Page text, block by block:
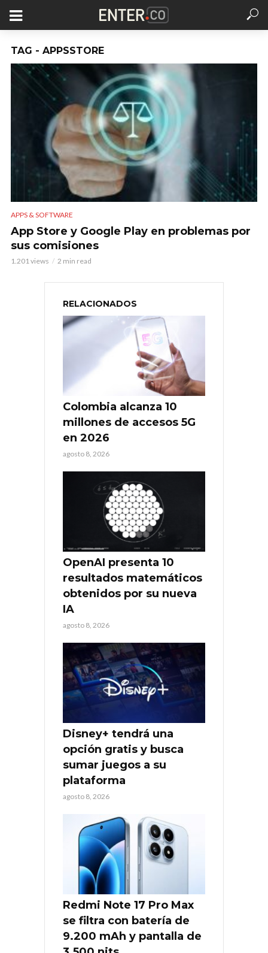
TAG - APPSSTORE
APPS & SOFTWARE
App Store y Google Play en problemas por
sus comisiones
1.201 views 2 min read
RELACIONADOS
Colombia alcanza 10
millones de accesos 5G
en 2026
agosto 8, 2026
OpenAI presenta 10
resultados matemáticos
obtenidos por su nueva
IA
agosto 8, 2026
Disney+ tendrá una
opción gratis y busca
sumar juegos a su
plataforma
agosto 8, 2026
Redmi Note 17 Pro Max
se filtra con batería de
9.200 mAh y pantalla de